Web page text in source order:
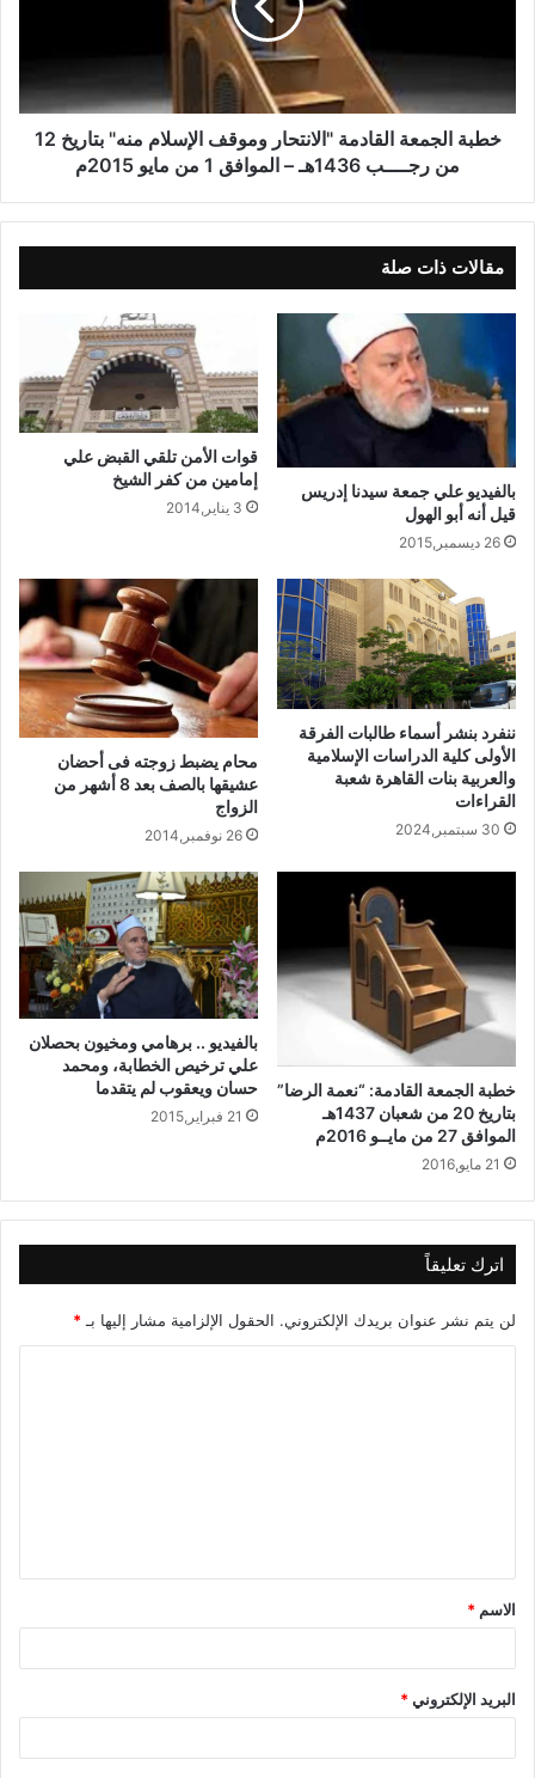
كما رفض محمد عبد الوهاب عضو مجلس إدارة الأهلي،حديث المدير
الفنى للأهلى عن تقصير مجلس الإدارة فى حقه ،وقال عبد الوهاب:”
لم نقصر وبذلنا كل جهد مع الفريق للحفاظ على البطولات
وتصريحات جاريدو خانه التوفيق فيها لدرجة كبيرة”.
نسخ الرابط
خطبة الجمعة القادمة "الانتحار وموقف الإسلام منه" بتاريخ 12
من رجــــب 1436هـ – الموافق 1 من مايو 2015م
مقالات ذات صلة
بالفيديو علي جمعة سيدنا إدريس
قيل أنه أبو الهول
26 ديسمبر,2015
قوات الأمن تلقي القبض علي
إمامين من كفر الشيخ
3 يناير,2014
ننفرد بنشر أسماء طالبات الفرقة
الأولى كلية الدراسات الإسلامية
والعربية بنات القاهرة شعبة
القراءات
30 سبتمبر,2024
محام يضبط زوجته فى أحضان
عشيقها بالصف بعد 8 أشهر من
الزواج
26 نوفمبر,2014
خطبة الجمعة القادمة: “نعمة الرضا”
بتاريخ 20 من شعبان 1437هـ
الموافق 27 من مايــو 2016م
21 مايو,2016
بالفيديو .. برهامي ومخيون بحصلان
علي ترخيص الخطابة، ومحمد
حسان ويعقوب لم يتقدما
21 فبراير,2015
اترك تعليقاً
لن يتم نشر عنوان بريدك الإلكتروني. الحقول الإلزامية مشار إليها بـ*
ق
*
الاسم *
البريد الإلكتروني*